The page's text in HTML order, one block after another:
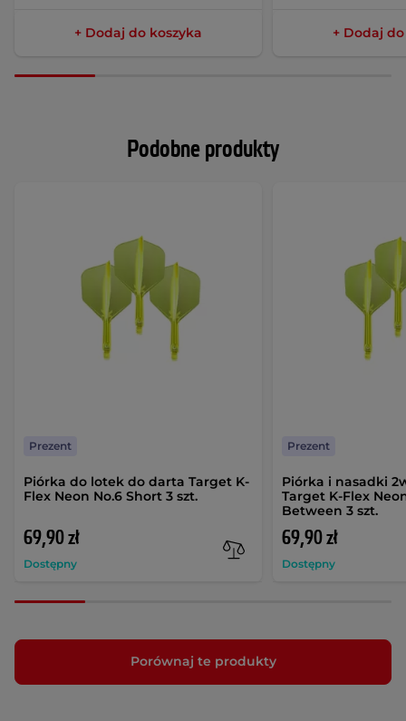
+ Dodaj do koszyka + Dodaj
Podobne produkty
Piórka do lotek do darta Target K-
Flex Neon No.6 Short 3 szt.
69,90 zł
Dostępny
Prezent
Piórka i nasadki
Target K-Flex
Between 3 szt.
69,90 zł
Dostępny
Prezent
Porównaj te produkty